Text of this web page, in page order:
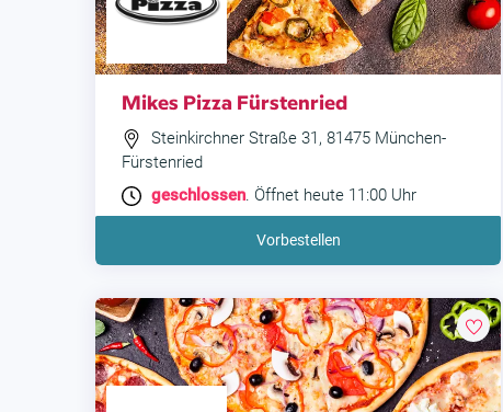
Mikes Pizza Fürstenried
Steinkirchner Straße 31, 81475 München-
Fürstenried
geschlossen. Öffnet heute 11:00 Uhr
Vorbestellen